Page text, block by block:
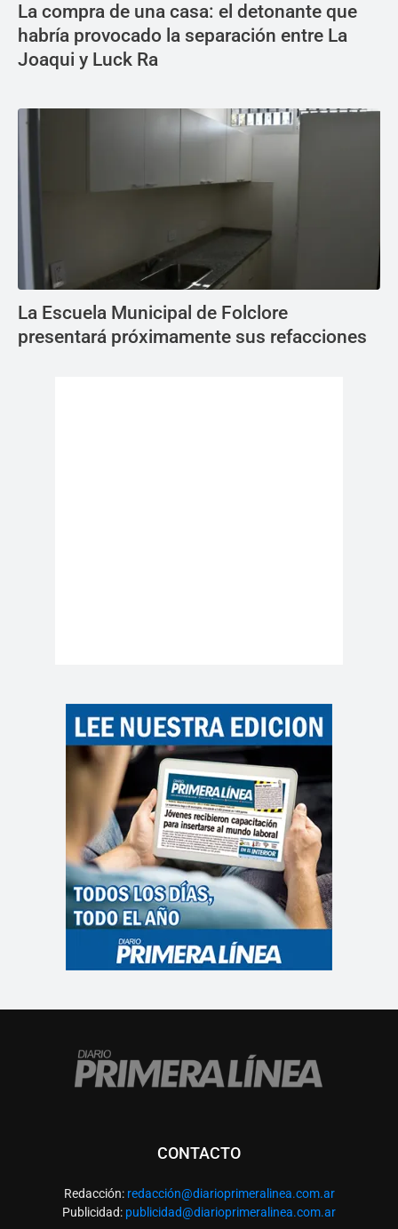
La compra de una casa: el detonante que
habría provocado la separación entre La
Joaqui y Luck Ra
La Escuela Municipal de Folclore
presentará próximamente sus refacciones
CONTACTO
Redacción: redacción@diarioprimeralinea.com.ar
Publicidad: publicidad@diarioprimeralinea.com.ar